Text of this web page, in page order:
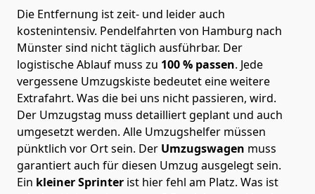
Die Entfernung ist zeit- und leider auch
kostenintensiv. Pendelfahrten von Hamburg nach
Münster sind nicht täglich ausführbar. Der
logistische Ablauf muss zu 100 % passen. Jede
vergessene Umzugskiste bedeutet eine weitere
Extrafahrt. Was die bei uns nicht passieren, wird.
Der Umzugstag muss detailliert geplant und auch
umgesetzt werden. Alle Umzugshelfer müssen
pünktlich vor Ort sein. Der Umzugswagen muss
garantiert auch für diesen Umzug ausgelegt sein.
Ein kleiner Sprinter ist hier fehl am Platz. Was ist